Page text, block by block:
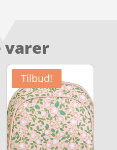
varer
Tilbud!